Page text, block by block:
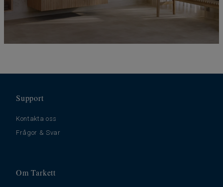
Support
Kontakta oss
Frågor & Svar
Om Tarkett